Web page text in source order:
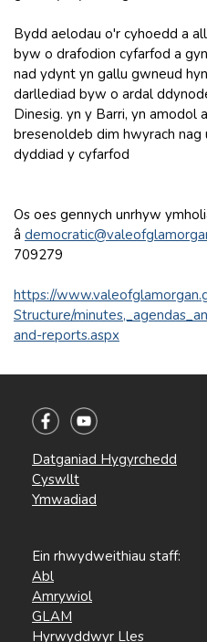
Bydd aelodau o'r cyhoedd a
byw o drafodion cyfarfod a
nad ydynt yn gallu gwneud
darllediad byw o ardal
Dinesig. yn y Barri, yn amodol
bresenoldeb dim hwyrach
dyddiad y cyfarfod
Os oes gennych unrhyw
â
709279
https://
Structure/
and-reports.aspx
Datganiad Hygyrchedd
Cyswllt
Ymwadiad
Ein rhwydweithiau staff:
Abl
Amrywiol
GLAM
Hyrwyddwyr Lles